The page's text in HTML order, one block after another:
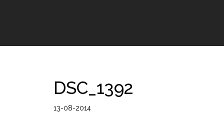
DSC_1392
13-08-2014